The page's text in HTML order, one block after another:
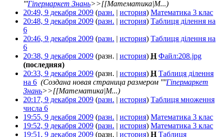
'''Гіпермаркет Знань>>[[Математика|М...)
20:49, 9 декабря 2009 (разн. | история) Математика 3 клас
20:48, 9 декабря 2009 (разн. | история) Таблиця ділення на
6
20:46, 9 декабря 2009 (разн. | история) Таблиця ділення на
6
20:38, 9 декабря 2009 (разн. | история) Н Файл:208.jpg
(последняя)
20:33, 9 декабря 2009 (разн. | история) Н Таблиця ділення
на 6 (Создана новая страница размером ''''Гіпермаркет
Знань>>[[Математика|М...)
20:17, 9 декабря 2009 (разн. | история) Таблиця множення
числа 6
19:55, 9 декабря 2009 (разн. | история) Математика 3 клас
19:52, 9 декабря 2009 (разн. | история) Математика 3 клас
19:51, 9 декабря 2009 (разн. | история) Н Таблиця